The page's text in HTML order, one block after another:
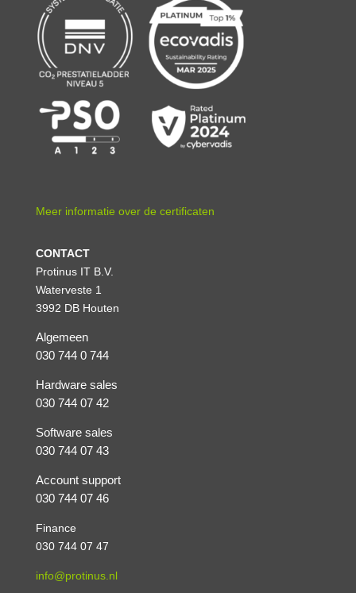
Meer informatie over de certificaten
CONTACT
Protinus IT B.V.
Waterveste 1
3992 DB Houten
Algemeen
030 744 0 744
Hardware sales
030 744 07 42
Software sales
030 744 07 43
Account support
030 744 07 46
Finance
030 744 07 47
info@protinus.nl